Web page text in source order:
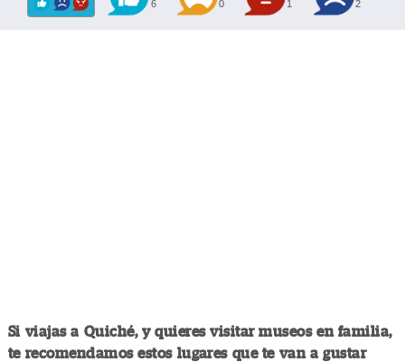
6 0 1 2
Si viajas a Quiché, y quieres visitar museos en familia,
te recomendamos estos lugares que te van a gustar